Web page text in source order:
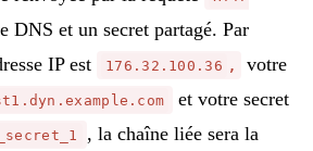
DNS et un secret partagé. Par
IP est
176.32.100.36 ,
votre
et votre secret
, la chaîne liée sera la